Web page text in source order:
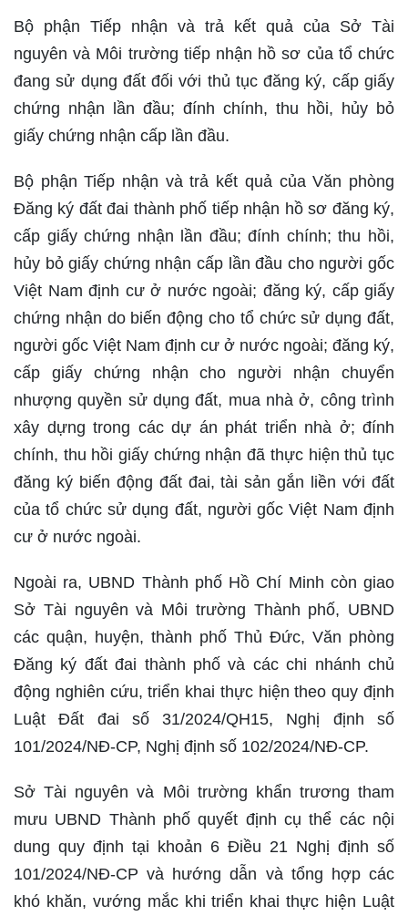
Bộ phận Tiếp nhận và trả kết quả của Sở Tài
nguyên và Môi trường tiếp nhận hồ sơ của tổ chức
đang sử dụng đất đối với thủ tục đăng ký, cấp giấy
chứng nhận lần đầu; đính chính, thu hồi, hủy bỏ
giấy chứng nhận cấp lần đầu.
Bộ phận Tiếp nhận và trả kết quả của Văn phòng
Đăng ký đất đai thành phố tiếp nhận hồ sơ đăng ký,
cấp giấy chứng nhận lần đầu; đính chính; thu hồi,
hủy bỏ giấy chứng nhận cấp lần đầu cho người gốc
Việt Nam định cư ở nước ngoài; đăng ký, cấp giấy
chứng nhận do biến động cho tổ chức sử dụng đất,
người gốc Việt Nam định cư ở nước ngoài; đăng ký,
cấp giấy chứng nhận cho người nhận chuyển
nhượng quyền sử dụng đất, mua nhà ở, công trình
xây dựng trong các dự án phát triển nhà ở; đính
chính, thu hồi giấy chứng nhận đã thực hiện thủ tục
đăng ký biến động đất đai, tài sản gắn liền với đất
của tổ chức sử dụng đất, người gốc Việt Nam định
cư ở nước ngoài.
Ngoài ra, UBND Thành phố Hồ Chí Minh còn giao
Sở Tài nguyên và Môi trường Thành phố, UBND
các quận, huyện, thành phố Thủ Đức, Văn phòng
Đăng ký đất đai thành phố và các chi nhánh chủ
động nghiên cứu, triển khai thực hiện theo quy định
Luật Đất đai số 31/2024/QH15, Nghị định số
101/2024/NĐ-CP, Nghị định số 102/2024/NĐ-CP.
Sở Tài nguyên và Môi trường khẩn trương tham
mưu UBND Thành phố quyết định cụ thể các nội
dung quy định tại khoản 6 Điều 21 Nghị định số
101/2024/NĐ-CP và hướng dẫn và tổng hợp các
khó khăn, vướng mắc khi triển khai thực hiện Luật